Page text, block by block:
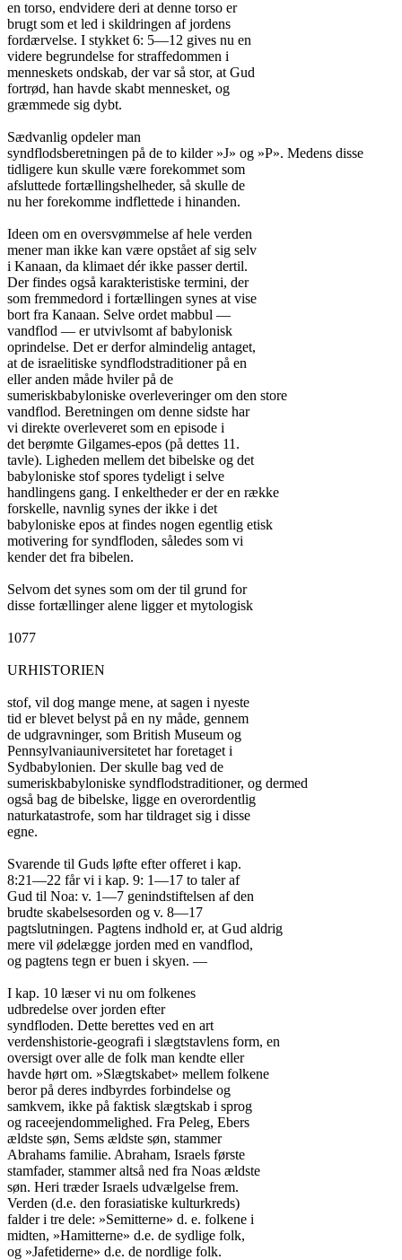
en torso, endvidere deri at denne torso er
brugt som et led i skildringen af jordens
fordærvelse. I stykket 6: 5—12 gives nu en
videre begrundelse for straffedommen i
menneskets ondskab, der var så stor, at Gud
fortrød, han havde skabt mennesket, og
græmmede sig dybt.
Sædvanlig opdeler man
syndflodsberetningen på de to kilder »J» og »P». Medens disse
tidligere kun skulle være forekommet som
afsluttede fortællingshelheder, så skulle de
nu her forekomme indflettede i hinanden.
Ideen om en oversvømmelse af hele verden
mener man ikke kan være opstået af sig selv
i Kanaan, da klimaet dér ikke passer dertil.
Der findes også karakteristiske termini, der
som fremmedord i fortællingen synes at vise
bort fra Kanaan. Selve ordet mabbul —
vandflod — er utvivlsomt af babylonisk
oprindelse. Det er derfor almindelig antaget,
at de israelitiske syndflodstraditioner på en
eller anden måde hviler på de
sumeriskbabyloniske overleveringer om den store
vandflod. Beretningen om denne sidste har
vi direkte overleveret som en episode i
det berømte Gilgames-epos (på dettes 11.
tavle). Ligheden mellem det bibelske og det
babyloniske stof spores tydeligt i selve
handlingens gang. I enkeltheder er der en række
forskelle, navnlig synes der ikke i det
babyloniske epos at findes nogen egentlig etisk
motivering for syndfloden, således som vi
kender det fra bibelen.
Selvom det synes som om der til grund for
disse fortællinger alene ligger et mytologisk
1077
URHISTORIEN
stof, vil dog mange mene, at sagen i nyeste
tid er blevet belyst på en ny måde, gennem
de udgravninger, som British Museum og
Pennsylvaniauniversitetet har foretaget i
Sydbabylonien. Der skulle bag ved de
sumeriskbabyloniske syndflodstraditioner, og dermed
også bag de bibelske, ligge en overordentlig
naturkatastrofe, som har tildraget sig i disse
egne.
Svarende til Guds løfte efter offeret i kap.
8:21—22 får vi i kap. 9: 1—17 to taler af
Gud til Noa: v. 1—7 genindstiftelsen af den
brudte skabelsesorden og v. 8—17
pagtslutningen. Pagtens indhold er, at Gud aldrig
mere vil ødelægge jorden med en vandflod,
og pagtens tegn er buen i skyen. —
I kap. 10 læser vi nu om folkenes
udbredelse over jorden efter
syndfloden. Dette berettes ved en art
verdenshistorie-geografi i slægtstavlens form, en
oversigt over alle de folk man kendte eller
havde hørt om. »Slægtskabet» mellem folkene
beror på deres indbyrdes forbindelse og
samkvem, ikke på faktisk slægtskab i sprog
og raceejendommelighed. Fra Peleg, Ebers
ældste søn, Sems ældste søn, stammer
Abrahams familie. Abraham, Israels første
stamfader, stammer altså ned fra Noas ældste
søn. Heri træder Israels udvælgelse frem.
Verden (d.e. den forasiatiske kulturkreds)
falder i tre dele: »Semitterne» d. e. folkene i
midten, »Hamitterne» d.e. de sydlige folk,
og »Jafetiderne» d.e. de nordlige folk.